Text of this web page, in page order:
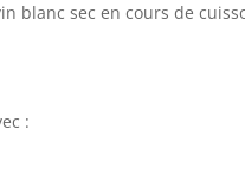
blanc sec en cours de
: